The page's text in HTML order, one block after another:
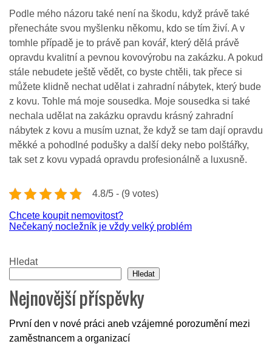
Podle mého názoru také není na škodu, když právě také
přenecháte svou myšlenku někomu, kdo se tím živí. A v
tomhle případě je to právě pan kovář, který dělá právě
opravdu kvalitní a pevnou kovovýrobu na zakázku. A pokud
stále nebudete ještě vědět, co byste chtěli, tak přece si
můžete klidně nechat udělat i zahradní nábytek, který bude
z kovu. Tohle má moje sousedka. Moje sousedka si také
nechala udělat na zakázku opravdu krásný zahradní
nábytek z kovu a musím uznat, že když se tam dají opravdu
měkké a pohodlné podušky a další deky nebo polštářky,
tak set z kovu vypadá opravdu profesionálně a luxusně.
4.8/5 - (9 votes)
Navigace
pro
příspěvek
Chcete koupit nemovitost?
Nečekaný nocležník je vždy velký problém
Hledat
Hledat
Nejnovější příspěvky
První den v nové práci aneb vzájemné porozumění mezi
zaměstnancem a organizací